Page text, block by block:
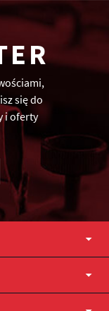
się do
i oferty